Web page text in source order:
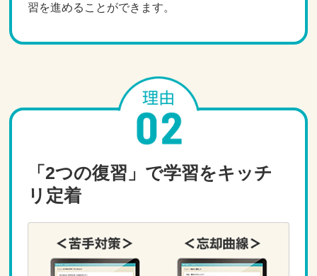
習を進めることができます。
「2つの復習」で学習をキッチ
リ定着